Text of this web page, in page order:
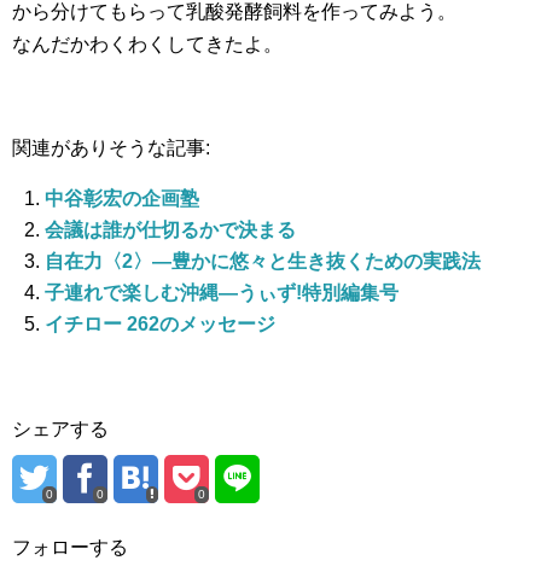
から分けてもらって乳酸発酵飼料を作ってみよう。
なんだかわくわくしてきたよ。
関連がありそうな記事:
中谷彰宏の企画塾
会議は誰が仕切るかで決まる
自在力〈2〉—豊かに悠々と生き抜くための実践法
子連れで楽しむ沖縄—うぃず!特別編集号
イチロー 262のメッセージ
シェアする
0 0 0
フォローする